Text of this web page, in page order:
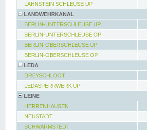
LAHNSTEIN SCHLEUSE UP
LANDWEHRKANAL
BERLIN-UNTERSCHLEUSE UP
BERLIN-UNTERSCHLEUSE OP
BERLIN-OBERSCHLEUSE UP
BERLIN-OBERSCHLEUSE OP
LEDA
DREYSCHLOOT
LEDASPERRWERK UP
LEINE
HERRENHAUSEN
NEUSTADT
SCHWARMSTEDT